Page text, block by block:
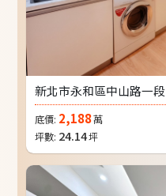
新北市永和區中山路一段
底價: 2,188萬
坪數: 24.14坪